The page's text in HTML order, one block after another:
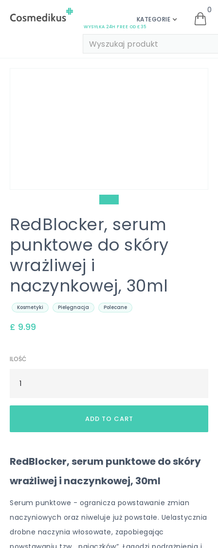
WYSYŁKA 24H FREE OD £35
KATEGORIE
0
RedBlocker, serum
punktowe do skóry
wrażliwej i
naczynkowej, 30ml
Kosmetyki Pielęgnacja Polecane
£ 9.99
ILOŚĆ
RedBlocker, serum punktowe do skóry
wrażliwej i naczynkowej, 30ml
Serum punktowe - ogranicza powstawanie zmian
naczyniowych oraz niweluje już powstałe. Uelastycznia
drobne naczynia włosowate, zapobiegając